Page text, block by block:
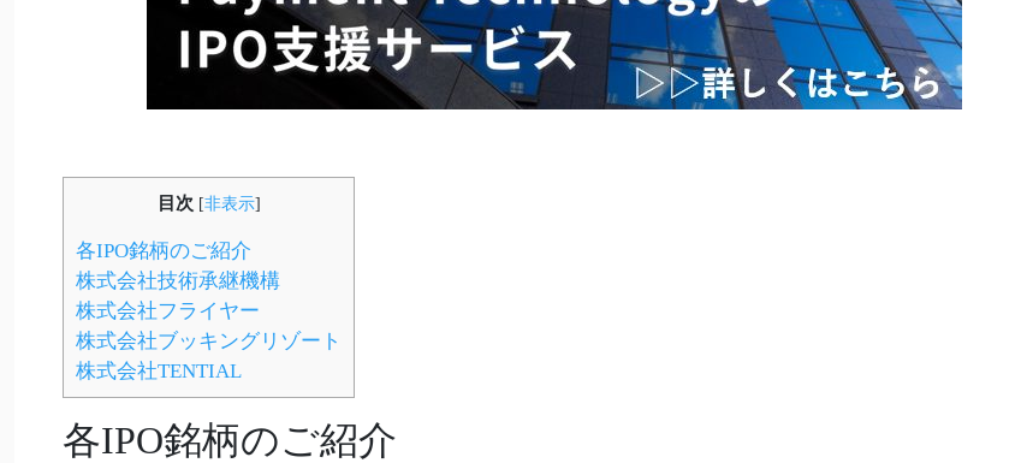
目次 [非表示]
各IPO銘柄のご紹介
株式会社技術承継機構
株式会社フライヤー
株式会社ブッキングリゾート
株式会社TENTIAL
各IPO銘柄のご紹介